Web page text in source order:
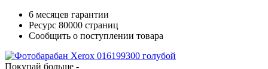
6 месяцев гарантии
Ресурс 80000 страниц
Сообщить о поступлении товара
Покупай больше -